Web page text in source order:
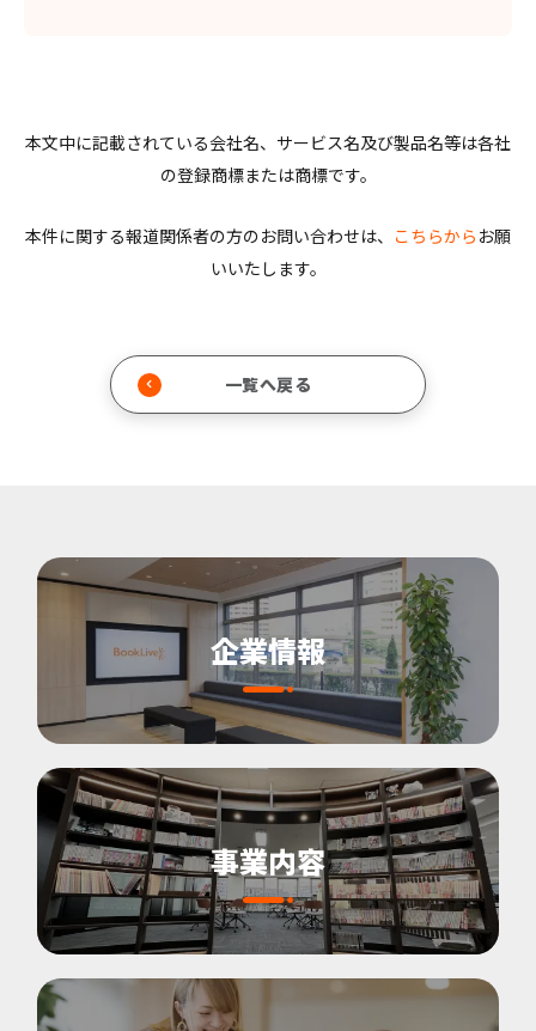
本文中に記載されている会社名、サービス名及び製品名等は各社
の登録商標または商標です。
本件に関する報道関係者の方のお問い合わせは、 こちらから お願
いいたします。
一覧へ戻る
企業情報
事業内容